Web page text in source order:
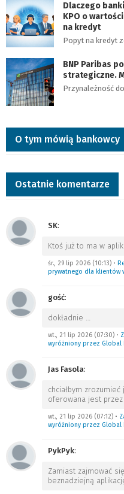
Dlaczego
KPO o
na kredyt
Popyt na kredyt
BNP Paribas
strategiczne.
Przynależność
O tym mówią bankowcy
Ostatnie komentarze
SK:
Ktoś już to ma w
śr., 29 lip 2026 (10:13) •
prywatnego dla klientów
gość:
dokładnie …
wt., 21 lip 2026 (07:30) •
wyróżniony przez Global
Jas Fasola:
chciałbym zrozumieć
oferowana jest
wt., 21 lip 2026 (07:12) •
wyróżniony przez Global
PykPyk:
Zamiast zajmować
beznadziejną